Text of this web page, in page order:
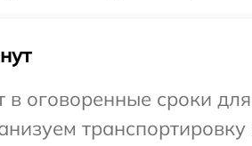
оговоренные сроки